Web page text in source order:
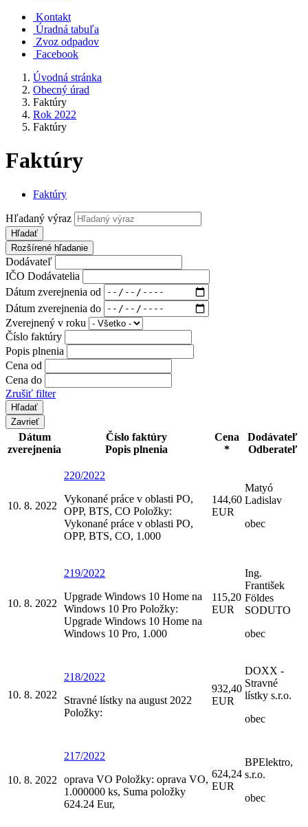
Kontakt
Úradná tabuľa
Zvoz odpadov
Facebook
Úvodná stránka
Obecný úrad
Faktúry
Rok 2022
Faktúry
Faktúry
Faktúry
Hľadaný výraz
Hľadať
Rozšírené hľadanie
Dodávateľ
IČO Dodávatelia
Dátum zverejnenia od
Dátum zverejnenia do
Zverejnený v roku
Číslo faktúry
Popis plnenia
Cena od
Cena do
Zrušiť filter
Zavrieť
Dátum
zverejnenia
Číslo faktúry
Popis plnenia
Cena
*
Dodávateľ
Odberateľ
10. 8. 2022
220/2022
Vykonané práce v oblasti PO,
OPP, BTS, CO Položky:
Vykonané práce v oblasti PO,
OPP, BTS, CO, 1.000
144,60
EUR
Matyó
Ladislav
obec
10. 8. 2022
219/2022
Upgrade Windows 10 Home na
Windows 10 Pro Položky:
Upgrade Windows 10 Home na
Windows 10 Pro, 1.000
115,20
EUR
Ing.
František
Földes
SODUTO
obec
10. 8. 2022
218/2022
Stravné lístky na august 2022
Položky:
932,40
EUR
DOXX -
Stravné
lístky s.r.o.
obec
10. 8. 2022
217/2022
oprava VO Položky: oprava VO,
1.000000 ks, Suma položky
624.24 Eur,
624,24
EUR
BPElektro,
s.r.o.
obec